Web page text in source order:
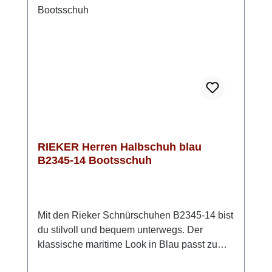
Tag. Look-Tipp: Trage ihn zu einer dunklen
RIEKER Herren Halbschuh blau
B2345-14 Bootsschuh
Mit den Rieker Schnürschuhen B2345-14 bist
du stilvoll und bequem unterwegs. Der
klassische maritime Look in Blau passt zu